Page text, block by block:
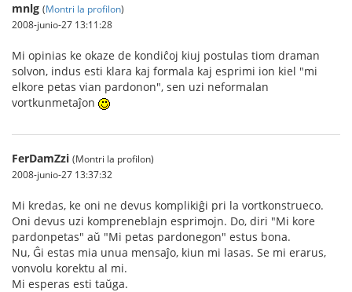
mnlg (Montri la profilon)
2008-junio-27 13:11:28
Mi opinias ke okaze de kondiĉoj kiuj postulas tiom draman
solvon, indus esti klara kaj formala kaj esprimi ion kiel "mi
elkore petas vian pardonon", sen uzi neformalan
vortkunmetaĵon
FerDamZzi (Montri la profilon)
2008-junio-27 13:37:32
Mi kredas, ke oni ne devus komplikiĝi pri la vortkonstrueco.
Oni devus uzi kompreneblajn esprimojn. Do, diri "Mi kore
pardonpetas" aŭ "Mi petas pardonegon" estus bona.
Nu, Ĝi estas mia unua mensaĵo, kiun mi lasas. Se mi erarus,
vonvolu korektu al mi.
Mi esperas esti taŭga.